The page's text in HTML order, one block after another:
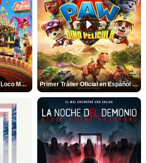
Primer Tráiler Oficial de 'Loco México Mágico' Primer Tráiler Oficial en Español de 'PAW Patrol La Dino Película'